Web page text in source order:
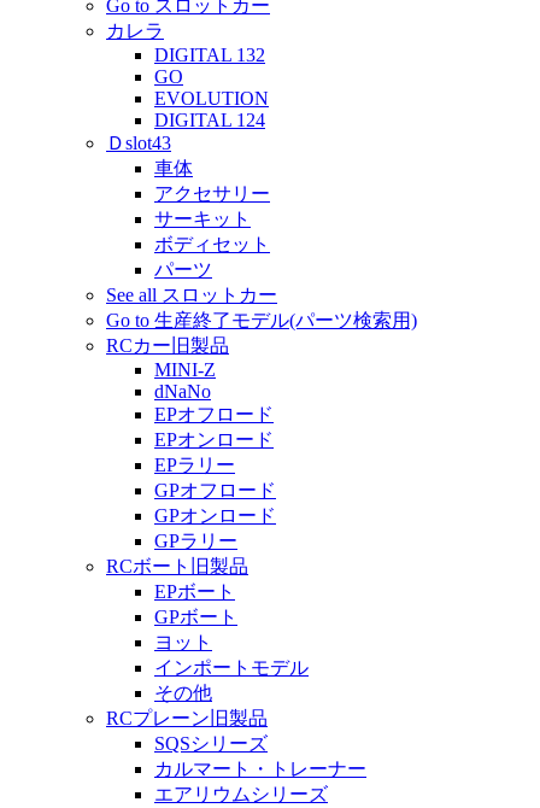
Go to スロットカー
カレラ
DIGITAL 132
GO
EVOLUTION
DIGITAL 124
Ｄslot43
車体
アクセサリー
サーキット
ボディセット
パーツ
See all スロットカー
Go to 生産終了モデル(パーツ検索用)
RCカー旧製品
MINI-Z
dNaNo
EPオフロード
EPオンロード
EPラリー
GPオフロード
GPオンロード
GPラリー
RCボート旧製品
EPボート
GPボート
ヨット
インポートモデル
その他
RCプレーン旧製品
SQSシリーズ
カルマート・トレーナー
エアリウムシリーズ